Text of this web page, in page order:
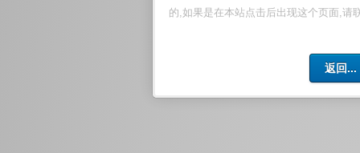
的,如果是在本站点击后出现这个页面,请
返回...